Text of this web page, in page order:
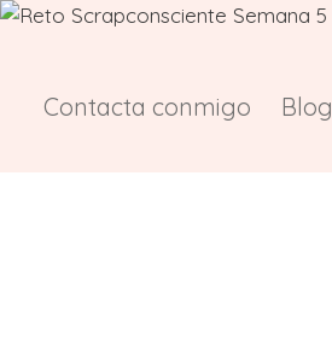
Saltar
Contacta conmigo Blog